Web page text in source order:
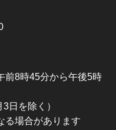
前8時45分から午後5時
日を除く）
る場合があります